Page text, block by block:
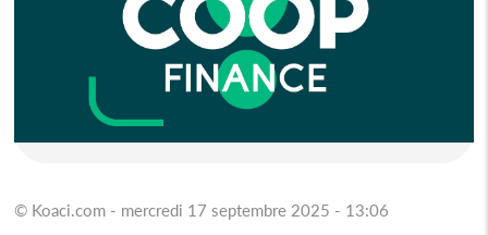
© Koaci.com - mercredi 17 septembre 2025 - 13:06